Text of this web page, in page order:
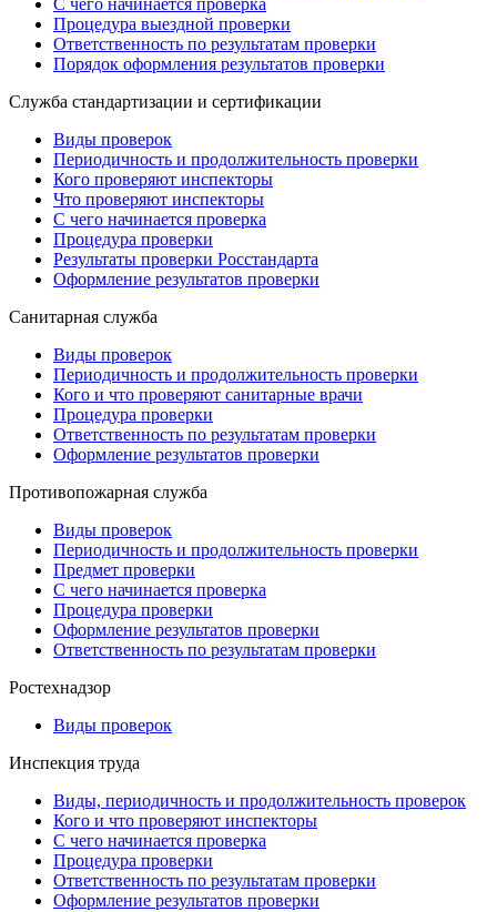
С чего начинается проверка
Процедура выездной проверки
Ответственность по результатам проверки
Порядок оформления результатов проверки
Служба стандартизации и сертификации
Виды проверок
Периодичность и продолжительность проверки
Кого проверяют инспекторы
Что проверяют инспекторы
С чего начинается проверка
Процедура проверки
Результаты проверки Росстандарта
Оформление результатов проверки
Санитарная служба
Виды проверок
Периодичность и продолжительность проверки
Кого и что проверяют санитарные врачи
Процедура проверки
Ответственность по результатам проверки
Оформление результатов проверки
Противопожарная служба
Виды проверок
Периодичность и продолжительность проверки
Предмет проверки
С чего начинается проверка
Процедура проверки
Оформление результатов проверки
Ответственность по результатам проверки
Ростехнадзор
Виды проверок
Инспекция труда
Виды, периодичность и продолжительность проверок
Кого и что проверяют инспекторы
С чего начинается проверка
Процедура проверки
Ответственность по результатам проверки
Оформление результатов проверки